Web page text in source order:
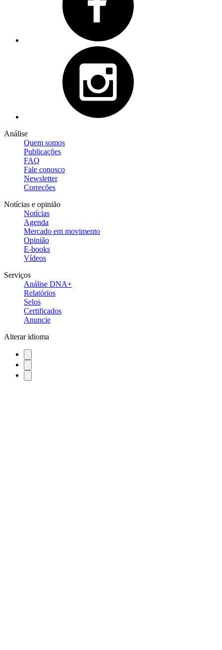
Análise
Quem somos
Publicações
FAQ
Fale conosco
Newsletter
Correções
Notícias e opinião
Notícias
Agenda
Mercado em movimento
Opinião
E-books
Vídeos
Serviços
Análise DNA+
Relatórios
Selos
Certificados
Anuncie
Alterar idioma